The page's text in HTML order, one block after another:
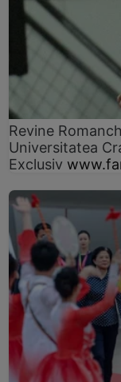
Revine
Universitatea
Exclusiv